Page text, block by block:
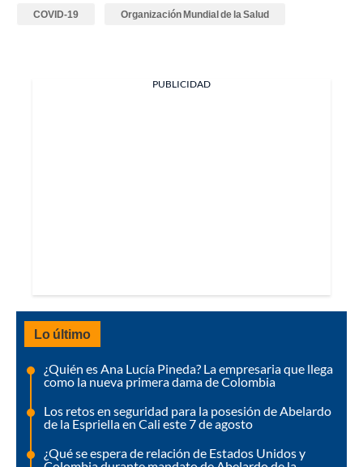
COVID-19 Organización Mundial de la Salud
PUBLICIDAD
Lo último
¿Quién es Ana Lucía Pineda? La empresaria que llega
como la nueva primera dama de Colombia
Los retos en seguridad para la posesión de Abelardo
de la Espriella en Cali este 7 de agosto
¿Qué se espera de relación de Estados Unidos y